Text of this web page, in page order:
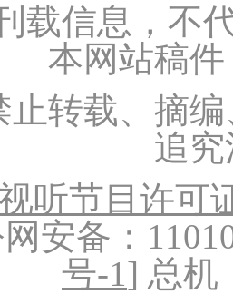
载信息，不
本网站稿
止转载、摘
追
听节目许可
安备：
号-1] 总机